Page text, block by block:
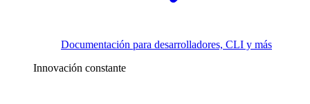
Documentación para desarrolladores, CLI y más
Innovación constante